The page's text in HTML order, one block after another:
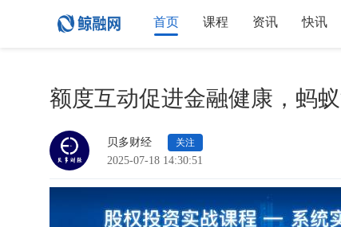
首页 课程 资讯 快讯
额度互动促进金融健康，蚂
贝多财经 关注
2025-07-18 14:30:51